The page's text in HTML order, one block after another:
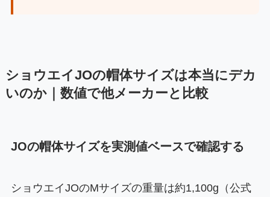
ショウエイJOの帽体サイズは本当にデカ
いのか｜数値で他メーカーと比較
JOの帽体サイズを実測値ベースで確認する
ショウエイJOのMサイズの重量は約1,100g（公式